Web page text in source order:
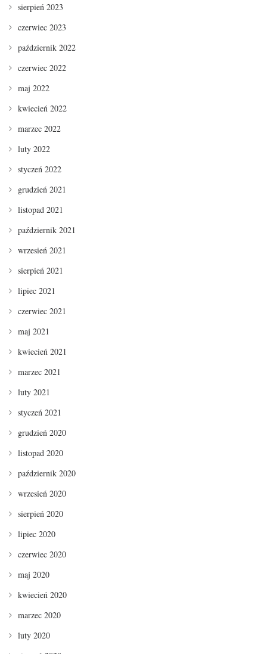
sierpień 2023
czerwiec 2023
październik 2022
czerwiec 2022
maj 2022
kwiecień 2022
marzec 2022
luty 2022
styczeń 2022
grudzień 2021
listopad 2021
październik 2021
wrzesień 2021
sierpień 2021
lipiec 2021
czerwiec 2021
maj 2021
kwiecień 2021
marzec 2021
luty 2021
styczeń 2021
grudzień 2020
listopad 2020
październik 2020
wrzesień 2020
sierpień 2020
lipiec 2020
czerwiec 2020
maj 2020
kwiecień 2020
marzec 2020
luty 2020